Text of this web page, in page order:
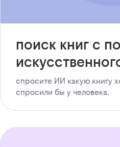
поиск книг с
спросите ИИ какую книгу
спросили бы у человека.